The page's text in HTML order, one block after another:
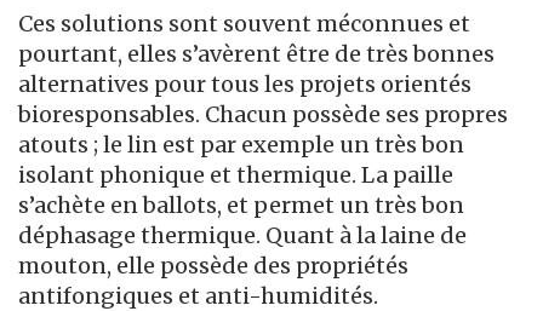
Ces solutions sont souvent méconnues et
pourtant, elles s’avèrent être de très bonnes
alternatives pour tous les projets orientés
bioresponsables. Chacun possède ses propres
atouts ; le lin est par exemple un très bon
isolant phonique et thermique. La paille
s’achète en ballots, et permet un très bon
déphasage thermique. Quant à la laine de
mouton, elle possède des propriétés
antifongiques et anti-humidités.